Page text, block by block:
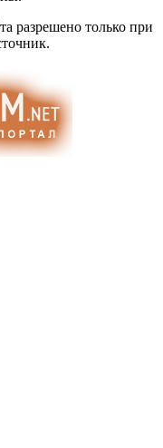
разрешено только при